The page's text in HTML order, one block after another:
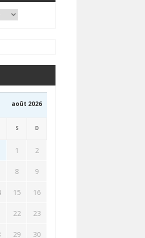
août 2026
S D
1 2
8 9
15 16
22 23
29 30